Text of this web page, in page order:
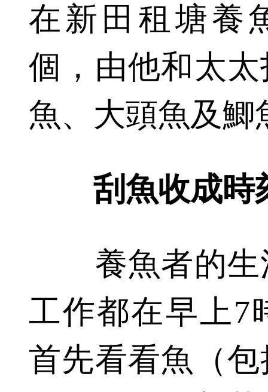
在新田租塘養
個，由他和太
魚、大頭魚及鯽
刮魚收成時
養魚者的生
工作都在早上7
首先看看魚（